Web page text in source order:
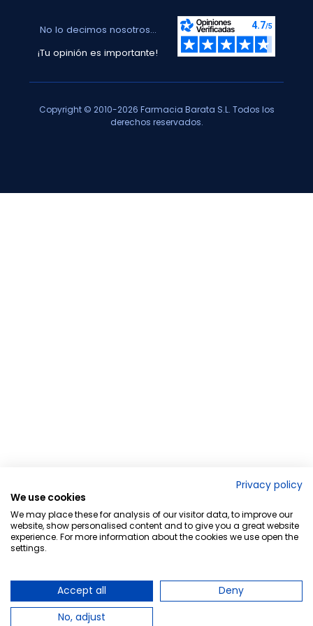
No lo decimos nosotros...
¡Tu opinión es importante!
Copyright © 2010-2026 Farmacia Barata S.L. Todos los
derechos reservados.
Privacy policy
We use cookies
We may place these for analysis of our visitor data, to improve our
website, show personalised content and to give you a great website
experience. For more information about the cookies we use open the
settings.
Accept all
Deny
No, adjust